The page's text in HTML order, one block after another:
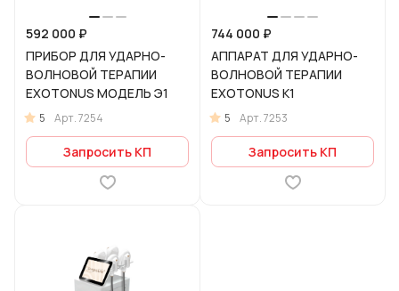
592 000 ₽
ПРИБОР ДЛЯ УДАРНО-
ВОЛНОВОЙ ТЕРАПИИ
EXOTONUS МОДЕЛЬ Э1
5 Арт.7254
Запросить КП
744 000 ₽
АППАРАТ ДЛЯ УДАРНО-
ВОЛНОВОЙ ТЕРАПИИ
EXOTONUS K1
5 Арт.7253
Запросить КП